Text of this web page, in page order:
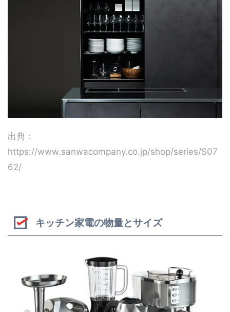
出典：
https://www.sanwacompany.co.jp/shop/series/S07
62/
キッチン家電の物量とサイズ